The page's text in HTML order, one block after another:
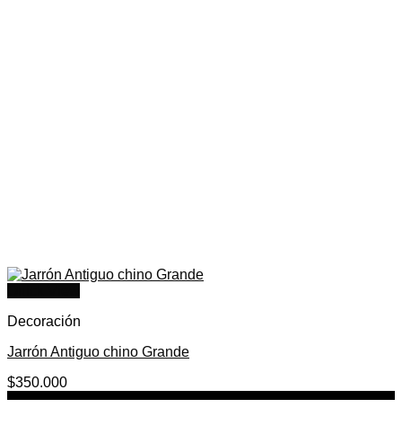
Decoración
Jarrón Antiguo chino Grande
$350.000